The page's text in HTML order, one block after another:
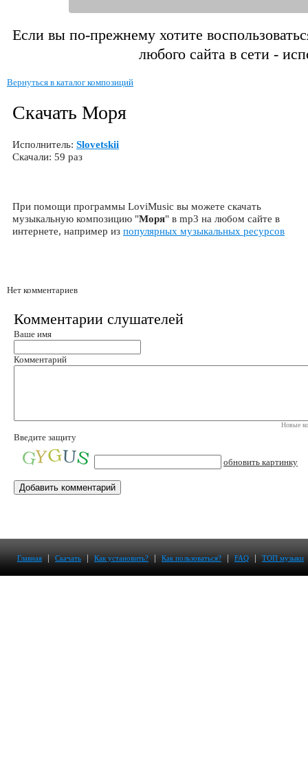
Если вы по-прежнему хотите
любого сайта в сети -
Вернуться в каталог композиций
Скачать Моря
Исполнитель: Slovetskii
Скачали: 59 раз
При помощи программы LoviMusic вы можете скачать
музыкальную композицию "Моря" в mp3 на любом сайте в
интернете, например из популярных музыкальных ресурсов
Нет комментариев
Комментарии слушателей
Ваше имя
Комментарий
Новые
Введите защиту
обновить картинку
Главная | Скачать | Как установить? | Как пользоваться? | FAQ | ТОП музыки